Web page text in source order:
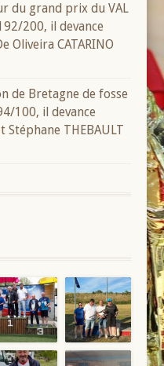
du grand prix du VAL
200, il devance
Oliveira CATARINO
de Bretagne de fosse
100, il devance
Stéphane THEBAULT